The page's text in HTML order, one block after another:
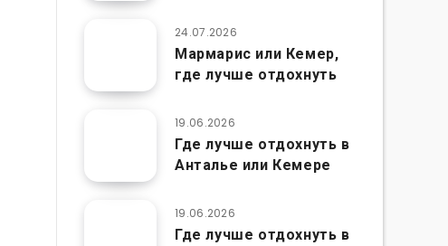
24.07.2026
Мармарис или Кемер,
где лучше отдохнуть
19.06.2026
Где лучше отдохнуть в
Анталье или Кемере
19.06.2026
Где лучше отдохнуть в